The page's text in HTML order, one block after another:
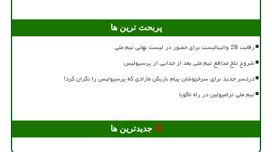
پربحث ترین ها
رقابت 28 والیبالیست برای حضور در لیست نهائی تیم ملی
شروع تلخ مدافع تیم ملی بعد از جدایی از پرسپولیس
دردسر جدید برای سرخپوشان پیام بازیکن مازادی که پرسپولیس را نگران کرد!
تیم ملی ترامپولین در راه ناگویا
جدیدترین ها